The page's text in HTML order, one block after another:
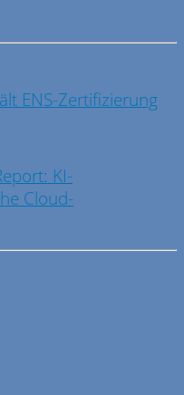
ENS-Zertifizierung
KI-
Cloud-